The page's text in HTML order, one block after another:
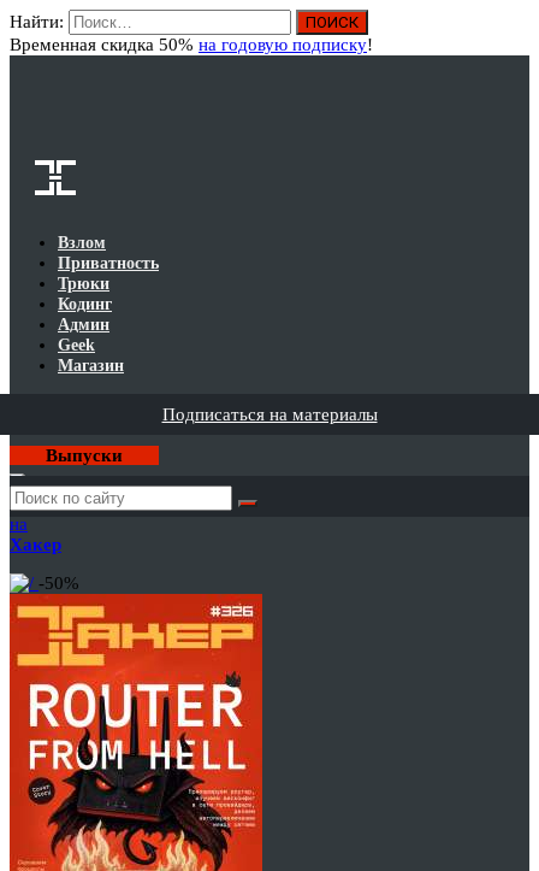
Найти:
Временная скидка 50% на годовую подписку!
Взлом
Приватность
Трюки
Кодинг
Админ
Geek
Магазин
Подписаться на материалы
Выпуски
Годовая
подписка
на
Хакер
-50%